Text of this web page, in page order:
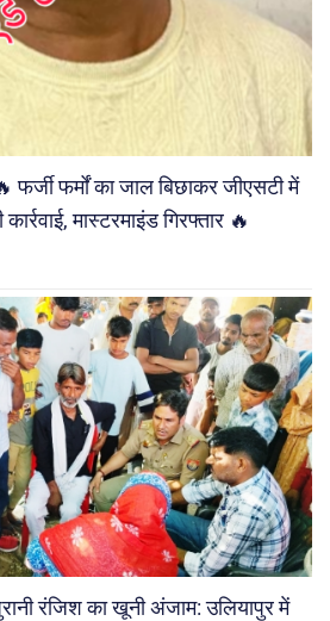
फर्मों का जाल बिछाकर जीएसटी में
मास्टरमाइंड गिरफ्तार 🔥
रंजिश का खूनी अंजाम: उलियापुर में